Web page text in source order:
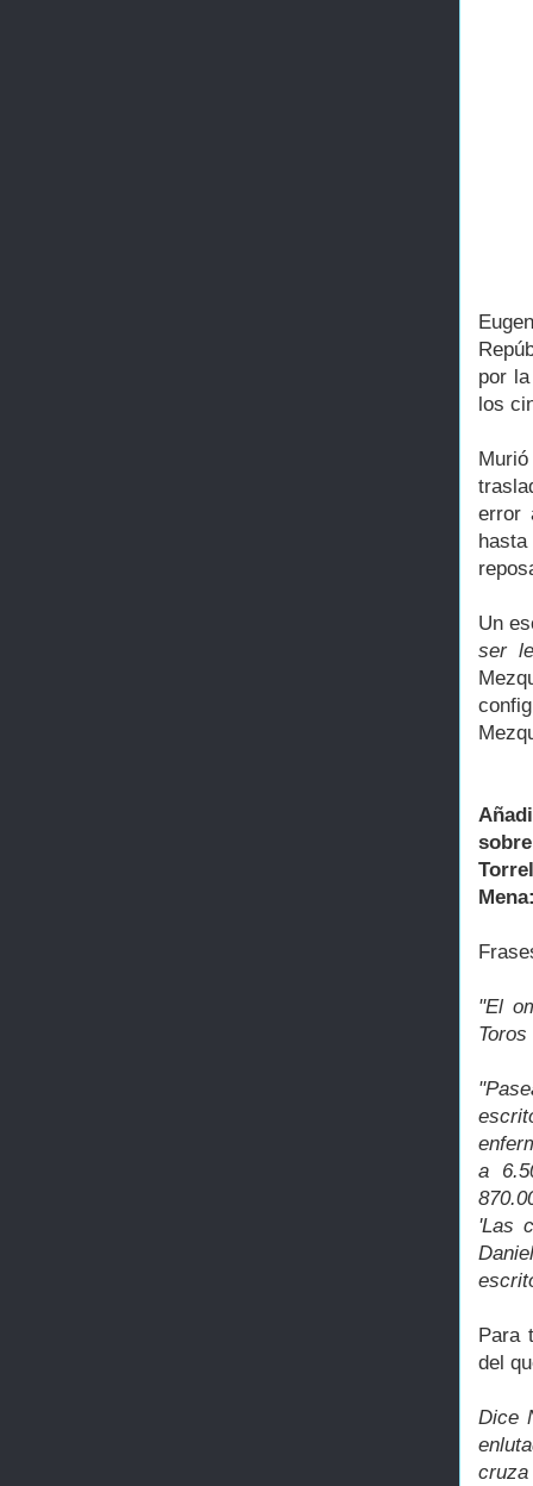
por
los
error
Un
ser
"El
a
'Las
Para
del
Dice
cruza